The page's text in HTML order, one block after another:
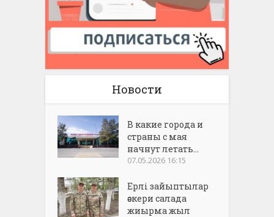
Новости
В какие города и
страны с мая
начнут летать...
07.05.2026 16:15
Ерлі зайыптылар
әскери салада
жиырма жыл